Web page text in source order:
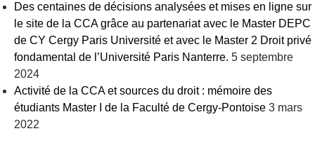
Des centaines de décisions analysées et mises en ligne sur
le site de la CCA grâce au partenariat avec le Master DEPC
de CY Cergy Paris Université et avec le Master 2 Droit privé
fondamental de l’Université Paris Nanterre. 5 septembre
2024
Activité de la CCA et sources du droit : mémoire des
étudiants Master I de la Faculté de Cergy-Pontoise 3 mars
2022